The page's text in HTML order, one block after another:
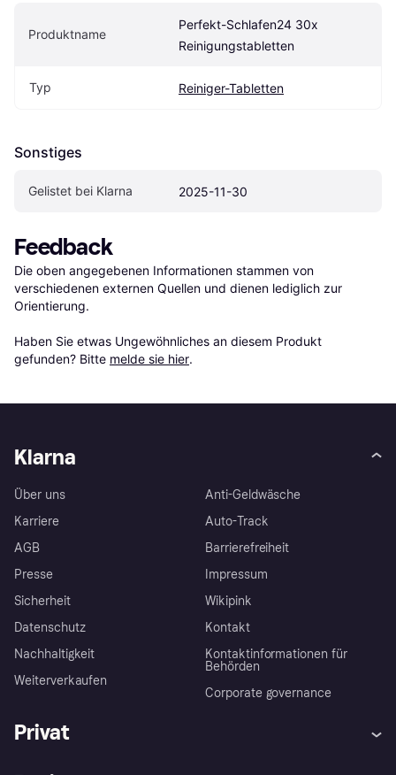
Produktname
Perfekt-Schlafen24 30x
Reinigungstabletten
Typ Reiniger-Tabletten
Sonstiges
Gelistet bei Klarna 2025-11-30
Feedback
Die oben angegebenen Informationen stammen von
verschiedenen externen Quellen und dienen lediglich zur
Orientierung.
Haben Sie etwas Ungewöhnliches an diesem Produkt
gefunden? Bitte melde sie hier.
Klarna
Über uns
Karriere
AGB
Presse
Sicherheit
Datenschutz
Nachhaltigkeit
Weiterverkaufen
Anti-Geldwäsche
Auto-Track
Barrierefreiheit
Impressum
Wikipink
Kontakt
Kontaktinformationen für
Behörden
Corporate governance
Privat